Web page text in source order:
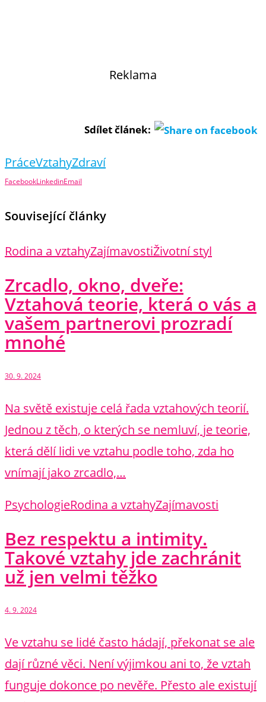
Reklama
Sdílet článek:
PráceVztahyZdraví
FacebookLinkedinEmail
Související články
Rodina a vztahyZajímavostiŽivotní styl
Zrcadlo, okno, dveře:
Vztahová teorie, která o vás a
vašem partnerovi prozradí
mnohé
30. 9. 2024
Na světě existuje celá řada vztahových teorií.
Jednou z těch, o kterých se nemluví, je teorie,
která dělí lidi ve vztahu podle toho, zda ho
vnímají jako zrcadlo,…
PsychologieRodina a vztahyZajímavosti
Bez respektu a intimity.
Takové vztahy jde zachránit
už jen velmi těžko
4. 9. 2024
Ve vztahu se lidé často hádají, překonat se ale
dají různé věci. Není výjimkou ani to, že vztah
funguje dokonce po nevěře. Přesto ale existují